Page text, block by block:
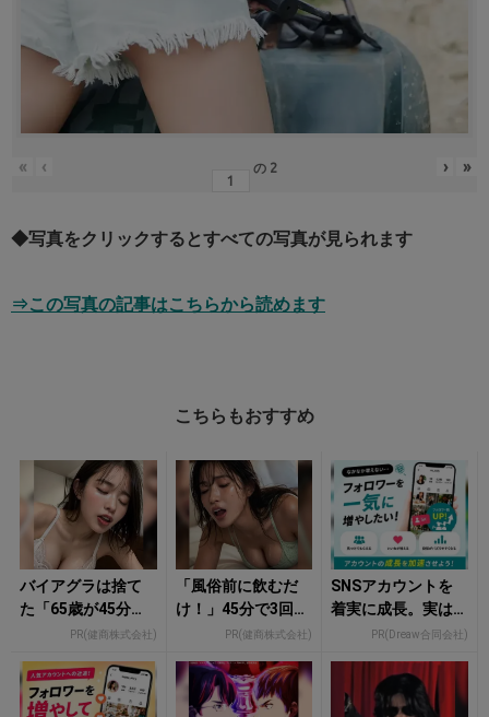
« ‹ の 2 › »
◆写真をクリックするとすべての写真が見られます
⇒この写真の記事はこちらから読めます
こちらもおすすめ
バイアグラは捨て
た「65歳が45分で3
回戦も余裕」1日31
調！
PR(健商株式会社)
「風俗前に飲むだ
け！」45分で3回戦
も余裕！1日31円で
PR(健商株式会社)
SNSアカウントを
着実に成長。実は
みんなココ使って
PR(Dreaw合同会社)